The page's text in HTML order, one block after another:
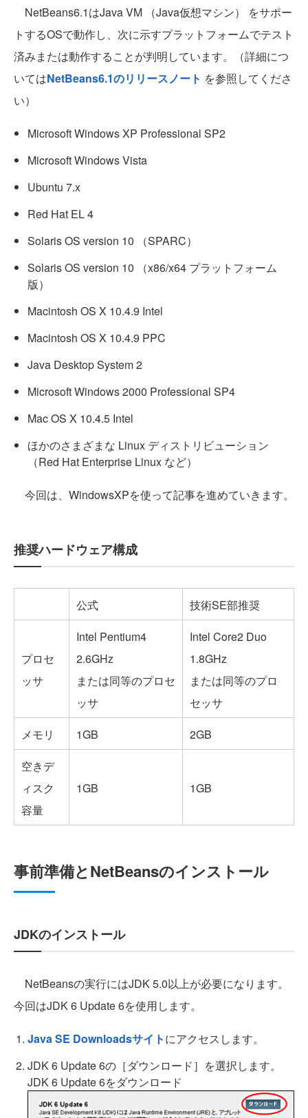
NetBeans6.1はJava VM （Java仮想マシン） をサポー
トするOSで動作し、次に示すプラットフォームでテスト
済みまたは動作することが判明しています。（詳細につ
いてはNetBeans6.1のリリースノート を参照してくださ
い）
Microsoft Windows XP Professional SP2
Microsoft Windows Vista
Ubuntu 7.x
Red Hat EL 4
Solaris OS version 10 （SPARC）
Solaris OS version 10 （x86/x64 プラットフォーム
版）
Macintosh OS X 10.4.9 Intel
Macintosh OS X 10.4.9 PPC
Java Desktop System 2
Microsoft Windows 2000 Professional SP4
Mac OS X 10.4.5 Intel
ほかのさまざまな Linux ディストリビューション
（Red Hat Enterprise Linux など）
今回は、WindowsXPを使って記事を進めていきます。
推奨ハードウェア構成
公式 技術SE部推奨
プロセ
ッサ
Intel Pentium4
2.6GHz
または同等のプロセ
ッサ
Intel Core2 Duo
1.8GHz
または同等のプロ
セッサ
メモリ
1GB
2GB
空きデ
ィスク
容量
1GB 1GB
事前準備とNetBeansのインストール
JDKのインストール
NetBeansの実行にはJDK 5.0以上が必要になります。
今回はJDK 6 Update 6を使用します。
Java SE Downloadsサイトにアクセスします。
JDK 6 Update 6の［ダウンロード］を選択します。
JDK 6 Update 6をダウンロード